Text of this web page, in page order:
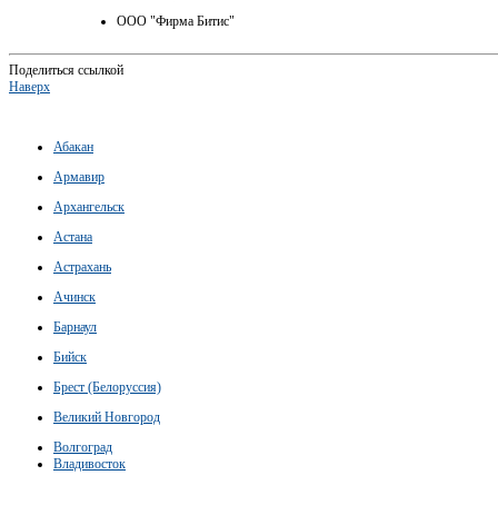
ООО "Фирма Битис"
Поделиться ссылкой
Наверх
Абакан
Армавир
Архангельск
Астана
Астрахань
Ачинск
Барнаул
Бийск
Брест (Белоруссия)
Великий Новгород
Волгоград
Владивосток